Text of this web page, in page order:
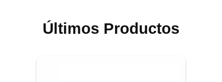
Últimos Productos